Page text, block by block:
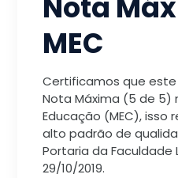
MEC
Certificamos que
Nota Máxima (5 de 5)
Educação (MEC), isso
alto padrão de
Portaria da Faculdade
29/10/2019.